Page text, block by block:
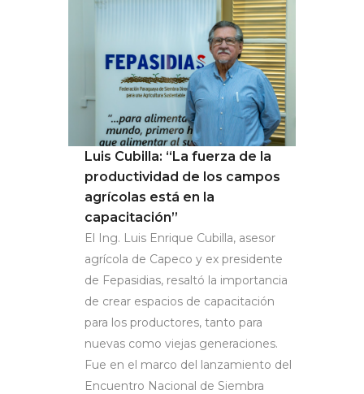
Luis Cubilla: “La fuerza de la
productividad de los campos
agrícolas está en la
capacitación”
El Ing. Luis Enrique Cubilla, asesor
agrícola de Capeco y ex presidente
de Fepasidias, resaltó la importancia
de crear espacios de capacitación
para los productores, tanto para
nuevas como viejas generaciones.
Fue en el marco del lanzamiento del
Encuentro Nacional de Siembra